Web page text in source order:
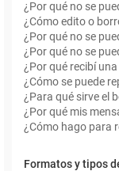
¿Por qué no se
¿Cómo edito o
¿Por qué no se
¿Por qué no se
¿Por qué recibí
¿Cómo se puede
¿Para qué sirve el
¿Por qué mis
¿Cómo hago para
Formatos y tipos